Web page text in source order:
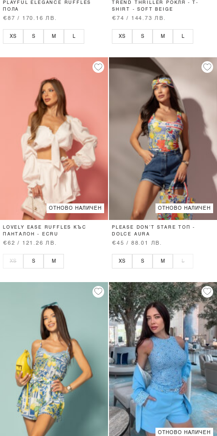
PLAYFUL ELEGANCE RUFFLES
ПОЛА
€87 / 170.16 ЛВ.
XS S M L
TREND THRILLER РОКЛЯ - T-
SHIRT - SOFT BEIGE
€74 / 144.73 ЛВ.
XS S M L
ОТНОВО НАЛИЧЕН
LOVELY EASE RUFFLES КЪС
ПАНТАЛОН - ECRU
€62 / 121.26 ЛВ.
XS S M
ОТНОВО НАЛИЧЕН
PLEASE DON’T STARE ТОП -
DOLCE AURA
€45 / 88.01 ЛВ.
XS S M L
ОТНОВО НАЛИЧЕН